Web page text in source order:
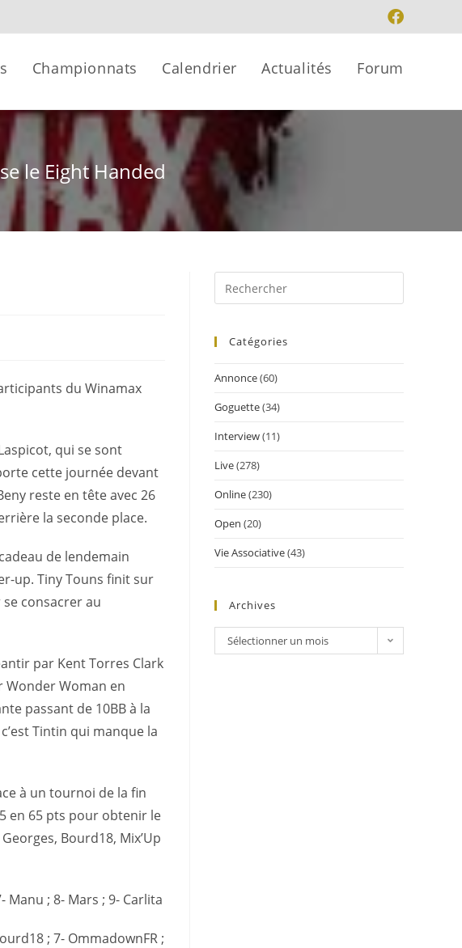
Championnats Calendrier Actualités Forum
le Eight Handed
du Winamax
qui se sont
cette journée devant
reste en tête avec 26
la seconde place.
de lendemain
up. Tiny Touns finit sur
consacrer au
par Kent Torres Clark
Wonder Woman en
passant de 10BB à la
Tintin qui manque la
à un tournoi de la fin
en 65 pts pour obtenir le
Bourd18, Mix’Up
Manu ; 8- Mars ; 9- Carlita
; 7- OmmadownFR ;
Catégories
Annonce(60)
Goguette(34)
Interview(11)
Live(278)
Online(230)
Open (20)
Vie Associative(43)
Archives
Sélectionner un mois